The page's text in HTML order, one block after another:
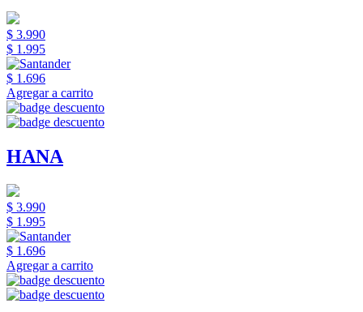
$ 3.990
$ 1.995
$ 1.696
Agregar a carrito
HANA
$ 3.990
$ 1.995
$ 1.696
Agregar a carrito